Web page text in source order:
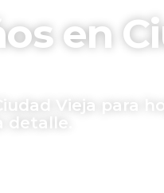
en
Vieja para
detalle.